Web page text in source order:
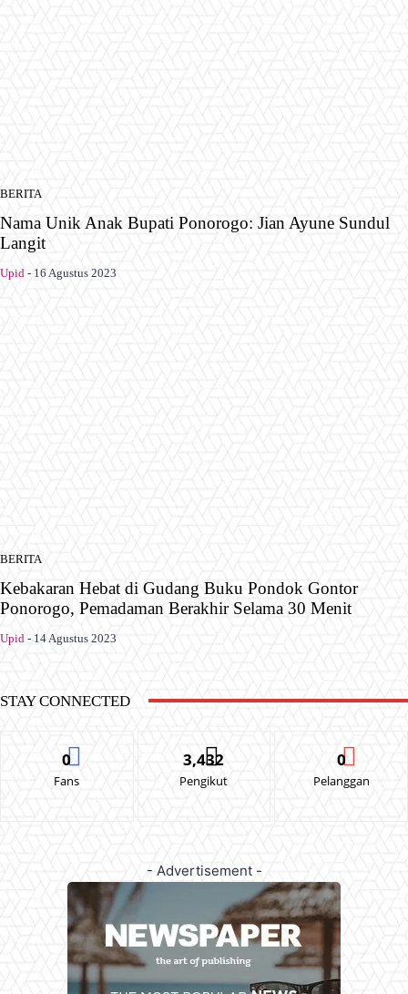
BERITA
Nama Unik Anak Bupati Ponorogo: Jian Ayune Sundul
Langit
Upid - 16 Agustus 2023
BERITA
Kebakaran Hebat di Gudang Buku Pondok Gontor
Ponorogo, Pemadaman Berakhir Selama 30 Menit
Upid - 14 Agustus 2023
STAY CONNECTED
0
Fans
3,432
Pengikut
0
Pelanggan
- Advertisement -